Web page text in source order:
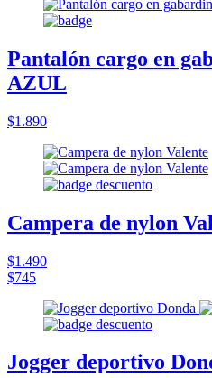
Pantalón cargo en
AZUL
$1.890
Campera de nylon
$1.490
$745
Jogger deportivo